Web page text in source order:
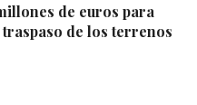
de euros para
de los terrenos